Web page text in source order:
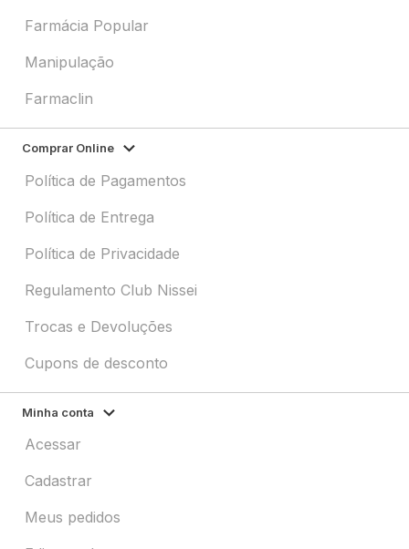
Farmácia Popular
Manipulação
Farmaclin
Comprar Online
Política de Pagamentos
Política de Entrega
Política de Privacidade
Regulamento Club Nissei
Trocas e Devoluções
Cupons de desconto
Minha conta
Acessar
Cadastrar
Meus pedidos